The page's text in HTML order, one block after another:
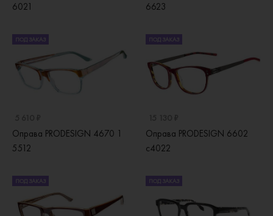
6021
6623
ПОД ЗАКАЗ
Оправа PRODESIGN 4670 1
5512
ПОД ЗАКАЗ
Оправа PRODESIGN 6602
c4022
ПОД ЗАКАЗ ПОД ЗАКАЗ